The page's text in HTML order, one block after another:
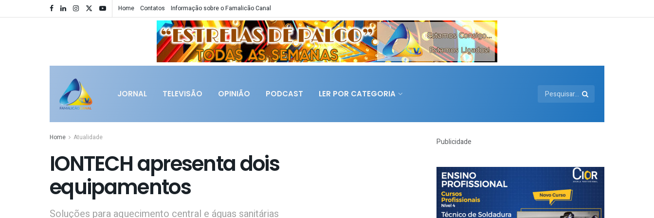
Home Contatos Informação sobre o Famalicão Canal
JORNAL TELEVISÃO OPINIÃO PODCAST LER POR CATEGORIA
Home Atualidade
IONTECH apresenta dois
equipamentos
Soluções para aquecimento central e águas sanitárias
Publicidade